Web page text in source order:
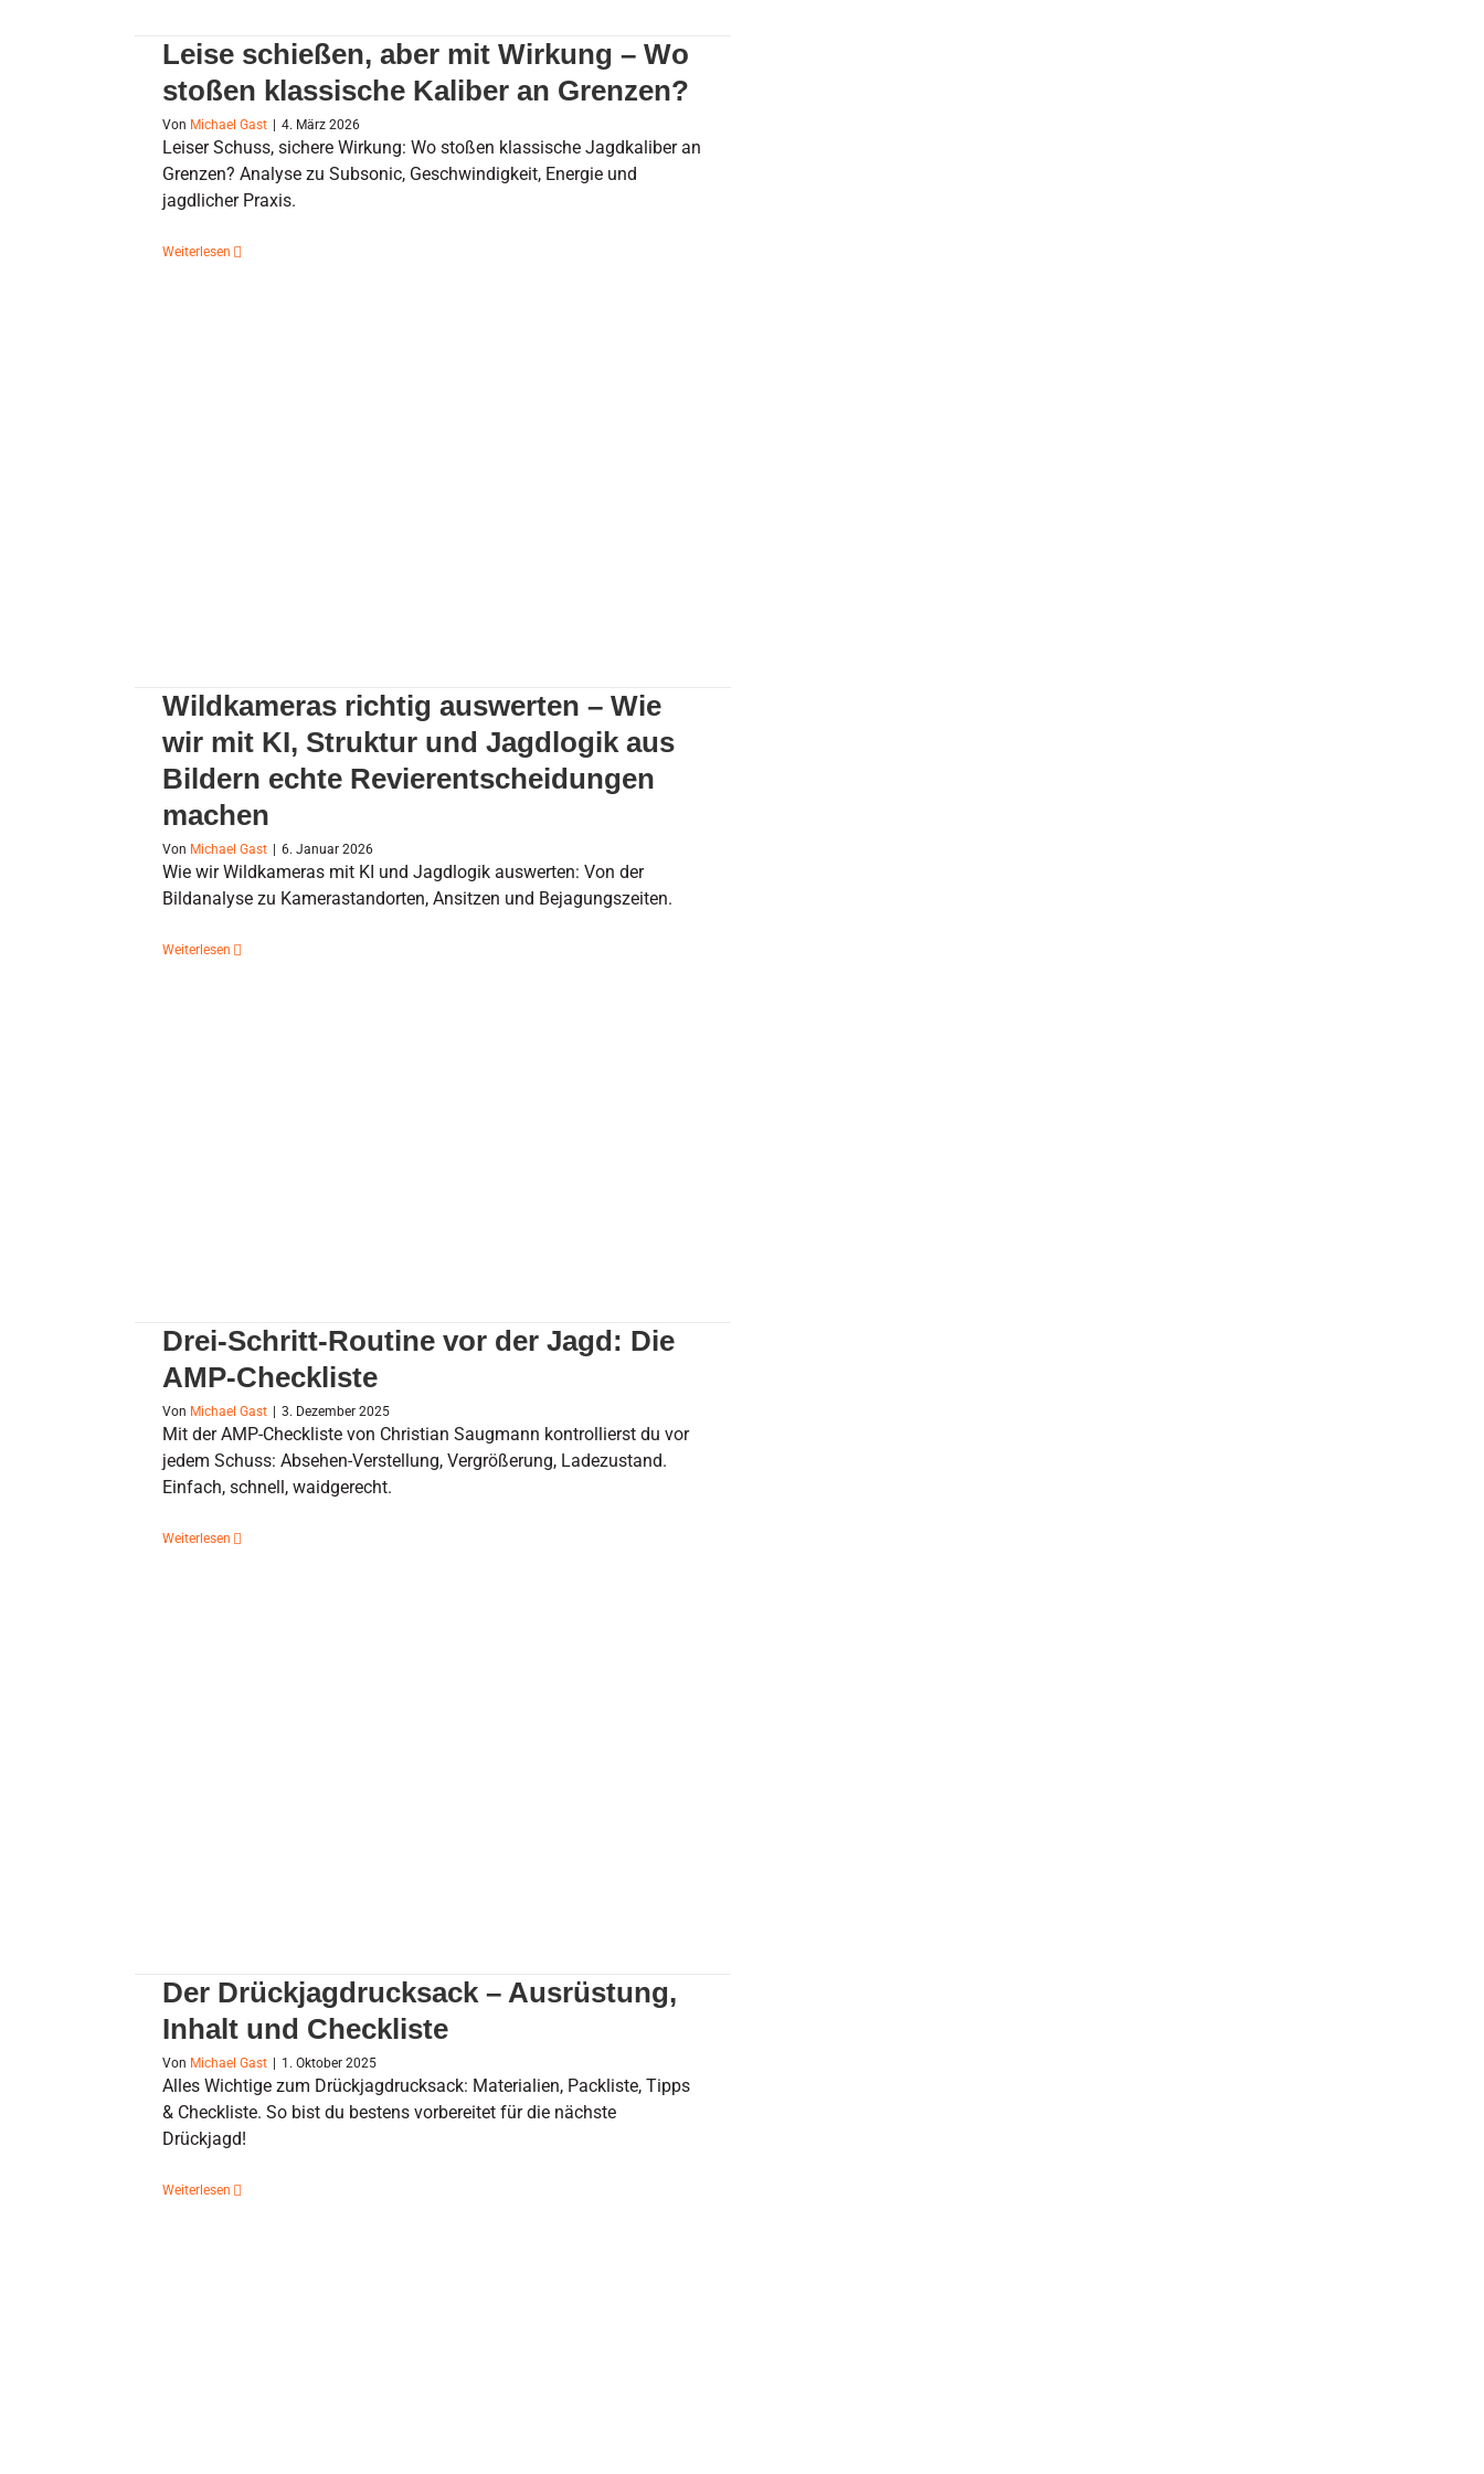
Leise schießen, aber mit Wirkung – Wo
stoßen klassische Kaliber an Grenzen?
Von Michael Gast | 4. März 2026
Leiser Schuss, sichere Wirkung: Wo stoßen klassische Jagdkaliber an
Grenzen? Analyse zu Subsonic, Geschwindigkeit, Energie und
jagdlicher Praxis.
Weiterlesen
Wildkameras richtig auswerten – Wie
wir mit KI, Struktur und Jagdlogik aus
Bildern echte Revierentscheidungen
machen
Von Michael Gast | 6. Januar 2026
Wie wir Wildkameras mit KI und Jagdlogik auswerten: Von der
Bildanalyse zu Kamerastandorten, Ansitzen und Bejagungszeiten.
Weiterlesen
Drei-Schritt-Routine vor der Jagd: Die
AMP-Checkliste
Von Michael Gast 3. Dezember 2025
Mit der AMP-Checkliste von Christian Saugmann kontrollierst du vor
jedem Schuss: Absehen-Verstellung, Vergrößerung, Ladezustand.
Einfach, schnell, waidgerecht.
Weiterlesen
Der Drückjagdrucksack – Ausrüstung,
Inhalt und Checkliste
Von Michael Gast 1. Oktober 2025
Alles Wichtige zum Drückjagdrucksack: Materialien, Packliste, Tipps
& Checkliste. So bist du bestens vorbereitet für die nächste
Drückjagd!
Weiterlesen